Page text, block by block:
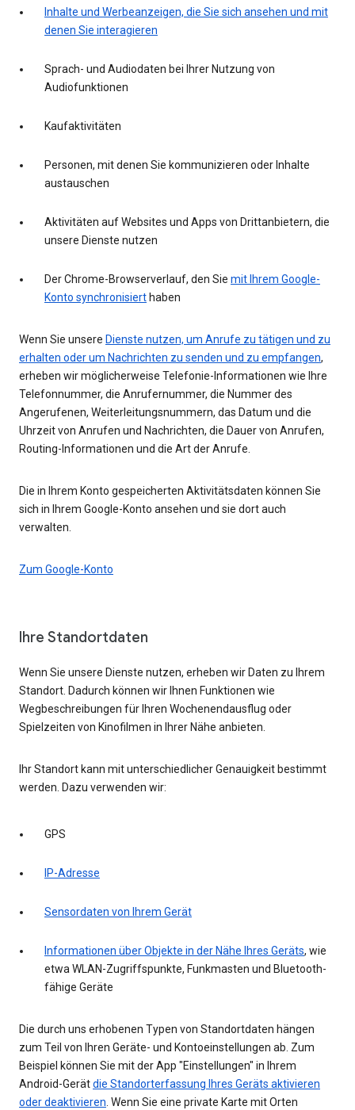
Inhalte und Werbeanzeigen, die Sie sich ansehen und mit
denen Sie interagieren
Sprach- und Audiodaten bei Ihrer Nutzung von
Audiofunktionen
Kaufaktivitäten
Personen, mit denen Sie kommunizieren oder Inhalte
austauschen
Aktivitäten auf Websites und Apps von Drittanbietern, die
unsere Dienste nutzen
Der Chrome-Browserverlauf, den Sie mit Ihrem Google-
Konto synchronisiert haben
Wenn Sie unsere Dienste nutzen, um Anrufe zu tätigen und zu
erhalten oder um Nachrichten zu senden und zu empfangen,
erheben wir möglicherweise Telefonie-Informationen wie Ihre
Telefonnummer, die Anrufernummer, die Nummer des
Angerufenen, Weiterleitungsnummern, das Datum und die
Uhrzeit von Anrufen und Nachrichten, die Dauer von Anrufen,
Routing-Informationen und die Art der Anrufe.
Die in Ihrem Konto gespeicherten Aktivitätsdaten können Sie
sich in Ihrem Google-Konto ansehen und sie dort auch
verwalten.
Zum Google-Konto
Ihre Standortdaten
Wenn Sie unsere Dienste nutzen, erheben wir Daten zu Ihrem
Standort. Dadurch können wir Ihnen Funktionen wie
Wegbeschreibungen für Ihren Wochenendausflug oder
Spielzeiten von Kinofilmen in Ihrer Nähe anbieten.
Ihr Standort kann mit unterschiedlicher Genauigkeit bestimmt
werden. Dazu verwenden wir:
GPS
IP-Adresse
Sensordaten von Ihrem Gerät
Informationen über Objekte in der Nähe Ihres Geräts, wie
etwa WLAN-Zugriffspunkte, Funkmasten und Bluetooth-
fähige Geräte
Die durch uns erhobenen Typen von Standortdaten hängen
zum Teil von Ihren Geräte- und Kontoeinstellungen ab. Zum
Beispiel können Sie mit der App "Einstellungen" in Ihrem
Android-Gerätdie Standorterfassung Ihres Geräts aktivieren
oder deaktivieren. Wenn Sie eine private Karte mit Orten